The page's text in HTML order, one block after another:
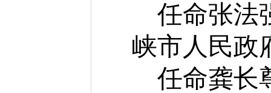
任命张法
峡市人民政
任命龚长